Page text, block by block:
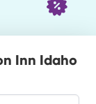
Inn Idaho